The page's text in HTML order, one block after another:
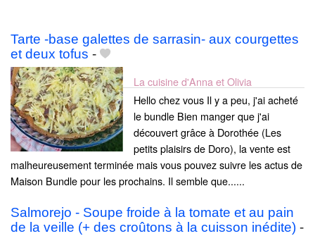
Tarte -base galettes de sarrasin- aux courgettes
et deux tofus -
La cuisine d'Anna et Olivia
Hello chez vous Il y a peu, j'ai acheté
le bundle Bien manger que j'ai
découvert grâce à Dorothée (Les
petits plaisirs de Doro), la vente est
malheureusement terminée mais vous pouvez suivre les actus de
Maison Bundle pour les prochains. Il semble que......
Salmorejo - Soupe froide à la tomate et au pain
de la veille (+ des croûtons à la cuisson inédite) -